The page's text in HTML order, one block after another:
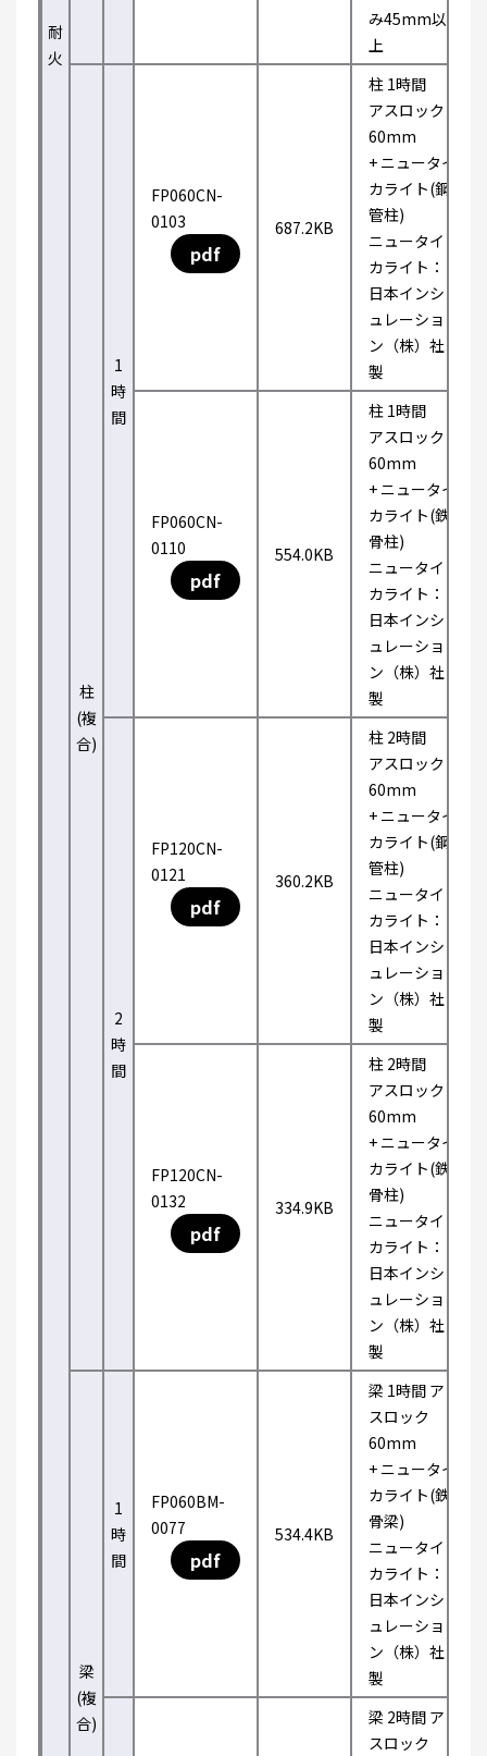
耐
火
み45mm以
上
柱
(複
合)
1
時
間
FP060CN-
0103
pdf
687.2KB
柱 1時間
アスロック
60mm
+ ニュータイ
カライト(鋼
管柱)
ニュータイ
カライト：
日本インシ
ュレーショ
ン（株）社
製
FP060CN-
0110
pdf
554.0KB
柱 1時間
アスロック
60mm
+ ニュータイ
カライト(鉄
骨柱)
ニュータイ
カライト：
日本インシ
ュレーショ
ン（株）社
製
2
時
間
FP120CN-
0121
pdf
360.2KB
柱 2時間
アスロック
60mm
+ ニュータイ
カライト(鋼
管柱)
ニュータイ
カライト：
日本インシ
ュレーショ
ン（株）社
製
FP120CN-
0132
pdf
334.9KB
柱 2時間
アスロック
60mm
+ ニュータイ
カライト(鉄
骨柱)
ニュータイ
カライト：
日本インシ
ュレーショ
ン（株）社
製
梁
(複
合)
1
時
間
FP060BM-
0077
pdf
534.4KB
梁 1時間 ア
スロック
60mm
+ ニュータイ
カライト(鉄
骨梁)
ニュータイ
カライト：
日本インシ
ュレーショ
ン（株）社
製
梁 2時間 ア
スロック